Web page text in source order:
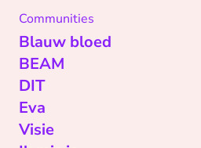
Communities
Blauw bloed
BEAM
DIT
Eva
Visie